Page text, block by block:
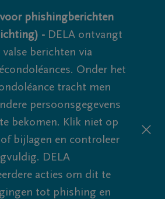
phishingberichten
- DELA ontvangt
berichten via
Onder het
tracht men
persoonsgegevens
bekomen. Klik niet op
bijlagen en controleer
DELA
acties om dit te
tot phishing en